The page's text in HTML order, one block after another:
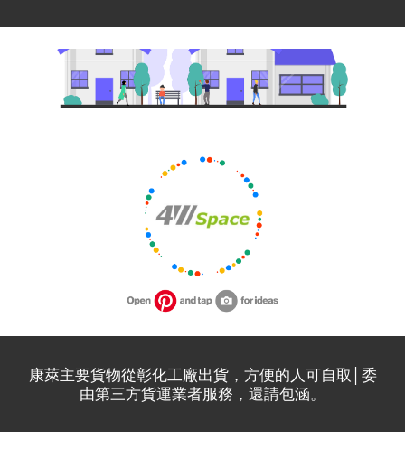
康萊主要貨物從彰化工廠出貨，方便的人可自取│委
由第三方貨運業者服務，還請包涵。